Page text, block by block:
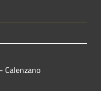
Calenzano